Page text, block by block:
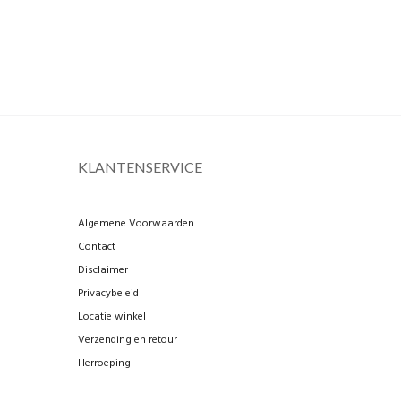
KLANTENSERVICE
Algemene Voorwaarden
Contact
Disclaimer
Privacybeleid
Locatie winkel
Verzending en retour
Herroeping